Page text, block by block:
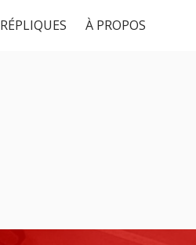
RÉPLIQUES À PROPOS